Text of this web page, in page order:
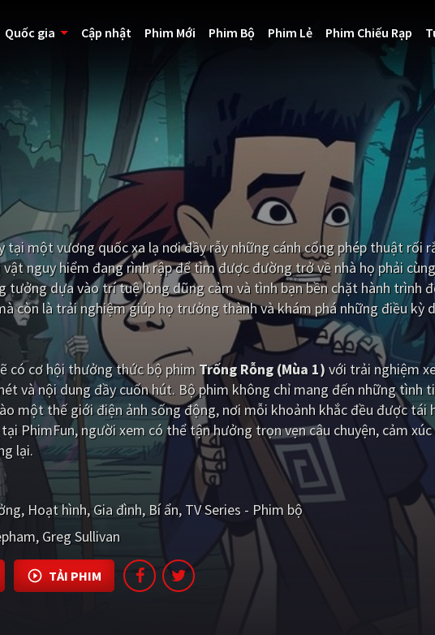
Quốc gia Cập nhật Phim Mới Phim Bộ Phim Lẻ Phim Chiếu Rạp
tại một vương quốc xa lạ nơi đầy rẫy những cánh cổng phép thuật rối
nguy hiểm đang rình rập để tìm được đường trở về nhà họ phải
tưởng dựa vào trí tuệ lòng dũng cảm và tình bạn bền chặt hành trình
còn là trải nghiệm giúp họ trưởng thành và khám phá những điều kỳ
có cơ hội thưởng thức bộ phim Trống Rỗng (Mùa 1)với trải nghiệm
và nội dung đầy cuốn hút. Bộ phim không chỉ mang đến những tình
một thế giới điện ảnh sống động, nơi mỗi khoảnh khắc đều được tái
PhimFun, người xem có thể tận hưởng trọn vẹn câu chuyện, cảm
lại.
Hoạt hình Gia đình Bí ẩn TV Series - Phim bộ
Greg Sullivan
TẢI PHIM